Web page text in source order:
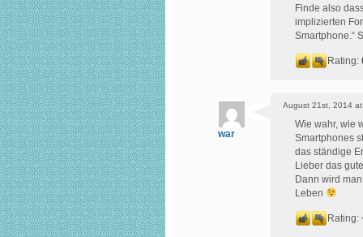
Finde also
implizierten
Smartphone.“
Rating:
war
August 21st, 2014
Wie wahr, wie
Smartphones
das ständige
Lieber das
Dann wird
Leben
Rating: